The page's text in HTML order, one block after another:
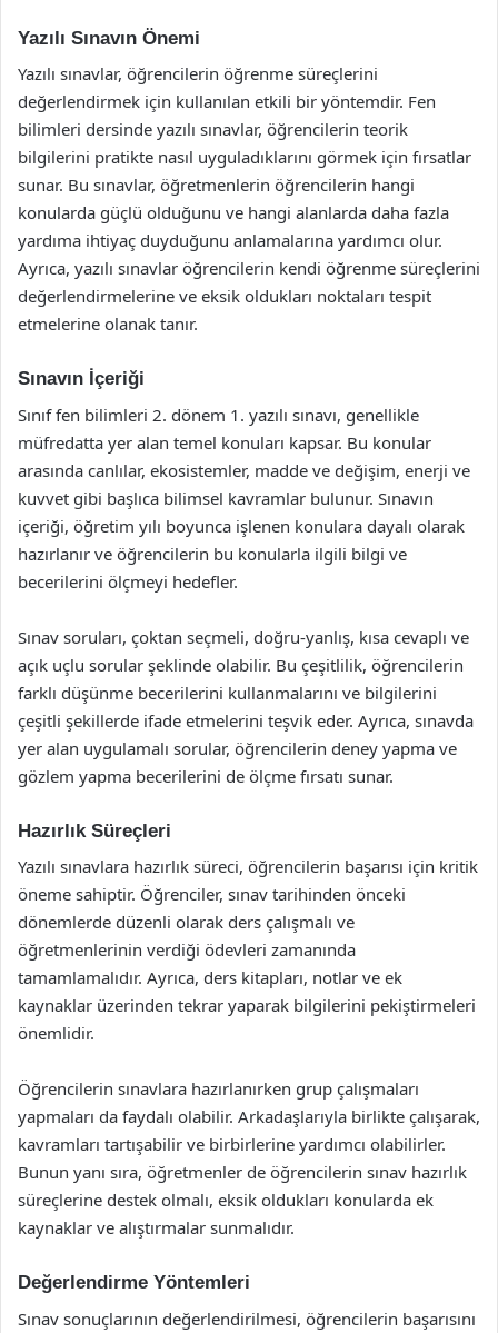
Yazılı Sınavın Önemi
Yazılı sınavlar, öğrencilerin öğrenme süreçlerini
değerlendirmek için kullanılan etkili bir yöntemdir. Fen
bilimleri dersinde yazılı sınavlar, öğrencilerin teorik
bilgilerini pratikte nasıl uyguladıklarını görmek için fırsatlar
sunar. Bu sınavlar, öğretmenlerin öğrencilerin hangi
konularda güçlü olduğunu ve hangi alanlarda daha fazla
yardıma ihtiyaç duyduğunu anlamalarına yardımcı olur.
Ayrıca, yazılı sınavlar öğrencilerin kendi öğrenme süreçlerini
değerlendirmelerine ve eksik oldukları noktaları tespit
etmelerine olanak tanır.
Sınavın İçeriği
Sınıf fen bilimleri 2. dönem 1. yazılı sınavı, genellikle
müfredatta yer alan temel konuları kapsar. Bu konular
arasında canlılar, ekosistemler, madde ve değişim, enerji ve
kuvvet gibi başlıca bilimsel kavramlar bulunur. Sınavın
içeriği, öğretim yılı boyunca işlenen konulara dayalı olarak
hazırlanır ve öğrencilerin bu konularla ilgili bilgi ve
becerilerini ölçmeyi hedefler.
Sınav soruları, çoktan seçmeli, doğru-yanlış, kısa cevaplı ve
açık uçlu sorular şeklinde olabilir. Bu çeşitlilik, öğrencilerin
farklı düşünme becerilerini kullanmalarını ve bilgilerini
çeşitli şekillerde ifade etmelerini teşvik eder. Ayrıca, sınavda
yer alan uygulamalı sorular, öğrencilerin deney yapma ve
gözlem yapma becerilerini de ölçme fırsatı sunar.
Hazırlık Süreçleri
Yazılı sınavlara hazırlık süreci, öğrencilerin başarısı için kritik
öneme sahiptir. Öğrenciler, sınav tarihinden önceki
dönemlerde düzenli olarak ders çalışmalı ve
öğretmenlerinin verdiği ödevleri zamanında
tamamlamalıdır. Ayrıca, ders kitapları, notlar ve ek
kaynaklar üzerinden tekrar yaparak bilgilerini pekiştirmeleri
önemlidir.
Öğrencilerin sınavlara hazırlanırken grup çalışmaları
yapmaları da faydalı olabilir. Arkadaşlarıyla birlikte çalışarak,
kavramları tartışabilir ve birbirlerine yardımcı olabilirler.
Bunun yanı sıra, öğretmenler de öğrencilerin sınav hazırlık
süreçlerine destek olmalı, eksik oldukları konularda ek
kaynaklar ve alıştırmalar sunmalıdır.
Değerlendirme Yöntemleri
Sınav sonuçlarının değerlendirilmesi, öğrencilerin başarısını